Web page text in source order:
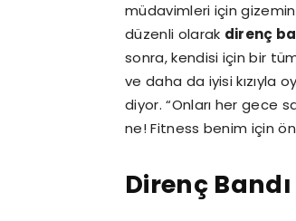
müdavimleri için
düzenli olarak direnç
sonra, kendisi için bir
ve daha da iyisi kızıyla
diyor. “Onları her gece
ne! Fitness benim için
Direnç